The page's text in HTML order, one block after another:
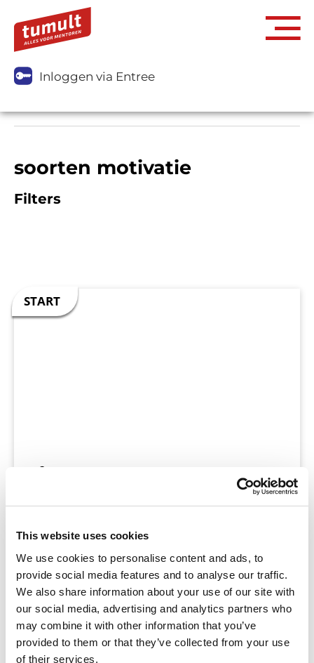
This website uses cookies
We use cookies to personalise content and ads, to
provide social media features and to analyse our traffic.
We also share information about your use of our site with
our social media, advertising and analytics partners who
may combine it with other information that you’ve
provided to them or that they’ve collected from your use
of their services.
Inloggen via Entree
soorten motivatie
Filters
Motivatie: de motor van succes voor
leerlingen
Motivatie – het in beweging brengen – klinkt
mentor te ontdekken waar die vonk van
enthousiasme zit bij je leerlingen.
Wetenschappelijk onderzoek heeft namelijk
aangetoond